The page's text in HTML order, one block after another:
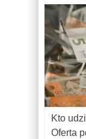
Kto
Oferta